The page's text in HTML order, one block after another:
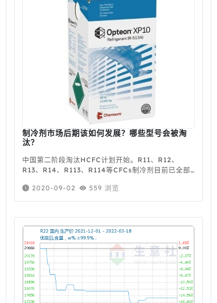
制冷剂市场后期该如何发展？哪些型号会被淘
汰？
中国第二阶段淘汰HCFC计划开始。R11、R12、
R13、R14、R113、R114等CFCs制冷剂目前已全部
汰序列中；目前中国中央空调市场中运用较为广泛的
制冷剂R134a、R410a、
2020-09-02 559 浏览